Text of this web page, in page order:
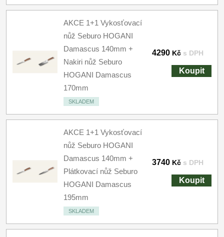
AKCE 1+1 Vykosťovací
nůž Seburo HOGANI
Damascus 140mm +
Nakiri nůž Seburo
HOGANI Damascus
170mm
SKLADEM
4290 Kč s DPH
Koupit
AKCE 1+1 Vykosťovací
nůž Seburo HOGANI
Damascus 140mm +
Plátkovací nůž Seburo
HOGANI Damascus
195mm
SKLADEM
3740 Kč s DPH
Koupit